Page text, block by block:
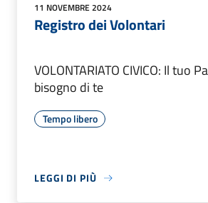
11 NOVEMBRE 2024
Registro dei Volontari
VOLONTARIATO CIVICO: Il tuo
bisogno di te
Tempo libero
LEGGI DI PIÙ